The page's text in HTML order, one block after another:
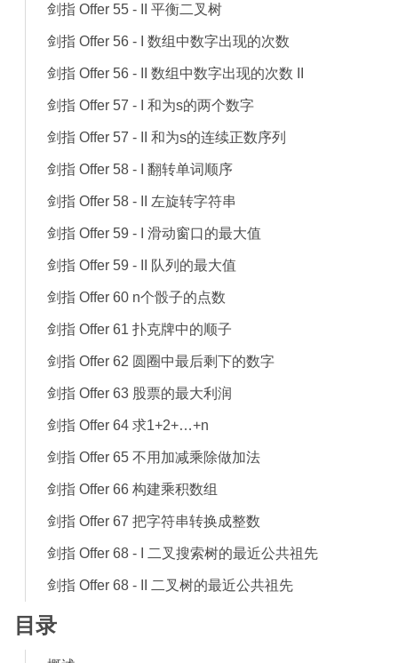
剑指 Offer 55 - II 平衡二叉树
剑指 Offer 56 - I 数组中数字出现的次数
剑指 Offer 56 - II 数组中数字出现的次数 II
剑指 Offer 57 - I 和为s的两个数字
剑指 Offer 57 - II 和为s的连续正数序列
剑指 Offer 58 - I 翻转单词顺序
剑指 Offer 58 - II 左旋转字符串
剑指 Offer 59 - I 滑动窗口的最大值
剑指 Offer 59 - II 队列的最大值
剑指 Offer 60 n个骰子的点数
剑指 Offer 61 扑克牌中的顺子
剑指 Offer 62 圆圈中最后剩下的数字
剑指 Offer 63 股票的最大利润
剑指 Offer 64 求1+2+…+n
剑指 Offer 65 不用加减乘除做加法
剑指 Offer 66 构建乘积数组
剑指 Offer 67 把字符串转换成整数
剑指 Offer 68 - I 二叉搜索树的最近公共祖先
剑指 Offer 68 - II 二叉树的最近公共祖先
目录